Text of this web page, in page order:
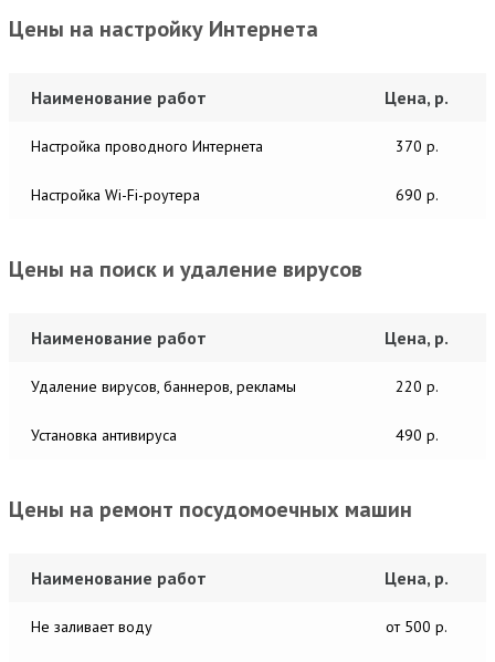
Цены на настройку Интернета
Наименование работ Цена, р.
Настройка проводного Интернета 370 р.
Настройка Wi-Fi-роутера 690 р.
Цены на поиск и удаление вирусов
Наименование работ Цена, р.
Удаление вирусов, баннеров, рекламы 220 р.
Установка антивируса 490 р.
Цены на ремонт посудомоечных машин
Наименование работ Цена, р.
Не заливает воду от 500 р.